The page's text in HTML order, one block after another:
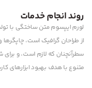
روند انجام خدمات
لورم ایپسوم متن ساختگی با
از طراحان گرافیک است،
سطرآنچنان که لازم است، و برای
متنوع با هدف بهبود ابزارهای